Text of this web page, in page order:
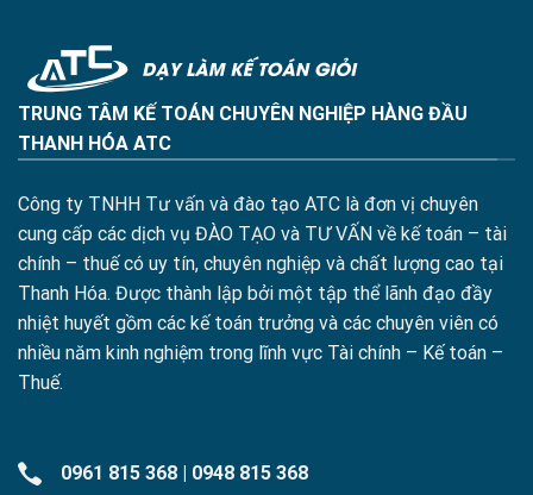
TRUNG TÂM KẾ TOÁN CHUYÊN NGHIỆP HÀNG ĐẦU
THANH HÓA ATC
Công ty TNHH Tư vấn và đào tạo ATC là đơn vị chuyên
cung cấp các dịch vụ ĐÀO TẠO và TƯ VẤN về kế toán – tài
chính – thuế có uy tín, chuyên nghiệp và chất lượng cao tại
Thanh Hóa. Được thành lập bởi một tập thể lãnh đạo đầy
nhiệt huyết gồm các kế toán trưởng và các chuyên viên có
nhiều năm kinh nghiệm trong lĩnh vực Tài chính – Kế toán –
Thuế.
0961 815 368 | 0948 815 368